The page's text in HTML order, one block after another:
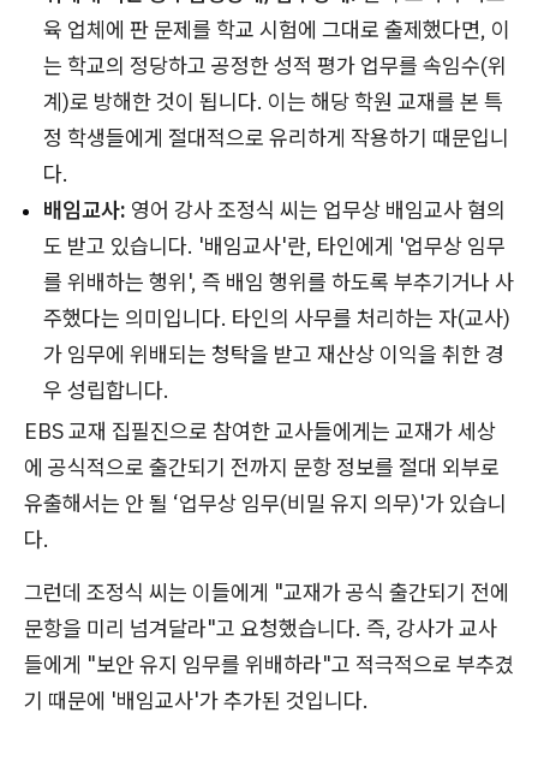
육 업체에 판 문제를 학교 시험에 그대로 출제했다면, 이
는 학교의 정당하고 공정한 성적 평가 업무를 속임수(위
계)로 방해한 것이 됩니다. 이는 해당 학원 교재를 본 특
정 학생들에게 절대적으로 유리하게 작용하기 때문입니
다.
배임교사: 영어 강사 조정식 씨는 업무상 배임교사 혐의
도 받고 있습니다. '배임교사'란, 타인에게 '업무상 임무
를 위배하는 행위', 즉 배임 행위를 하도록 부추기거나 사
주했다는 의미입니다. 타인의 사무를 처리하는 자(교사)
가 임무에 위배되는 청탁을 받고 재산상 이익을 취한 경
우 성립합니다.
EBS 교재 집필진으로 참여한 교사들에게는 교재가 세상
에 공식적으로 출간되기 전까지 문항 정보를 절대 외부로
유출해서는 안 될 ‘업무상 임무(비밀 유지 의무)'가 있습니
다.
그런데 조정식 씨는 이들에게 "교재가 공식 출간되기 전에
문항을 미리 넘겨달라"고 요청했습니다. 즉, 강사가 교사
들에게 "보안 유지 임무를 위배하라"고 적극적으로 부추겼
기 때문에 '배임교사'가 추가된 것입니다.